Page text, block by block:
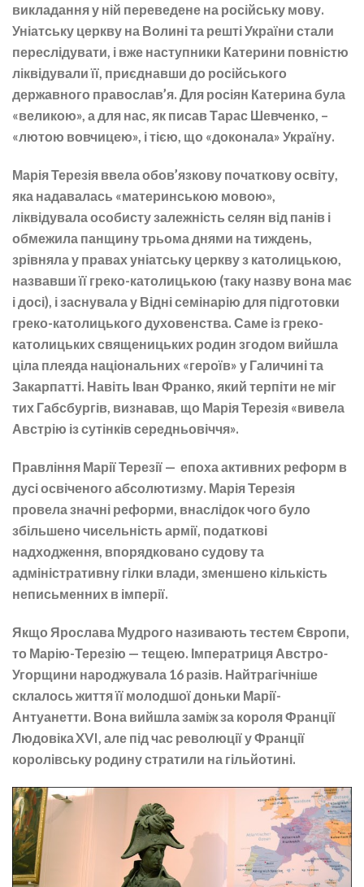
викладання у ній переведене на російську мову.
Уніатську церкву на Волині та решті України стали
переслідувати, і вже наступники Катерини повністю
ліквідували її, приєднавши до російського
державного православ’я. Для росіян Катерина була
«великою», а для нас, як писав Тарас Шевченко, –
«лютою вовчицею», і тією, що «доконала» Україну.
Марія Терезія ввела обов’язкову початкову освіту,
яка надавалась «материнською мовою»,
ліквідувала особисту залежність селян від панів і
обмежила панщину трьома днями на тиждень,
зрівняла у правах уніатську церкву з католицькою,
назвавши її греко-католицькою (таку назву вона має
і досі), і заснувала у Відні семінарію для підготовки
греко-католицького духовенства. Саме із греко-
католицьких священицьких родин згодом вийшла
ціла плеяда національних «героїв» у Галичині та
Закарпатті. Навіть Іван Франко, який терпіти не міг
тих Габсбургів, визнавав, що Марія Терезія «вивела
Австрію із сутінків середньовіччя».
Правління Марії Терезії — епоха активних реформ в
дусі освіченого абсолютизму. Марія Терезія
провела значні реформи, внаслідок чого було
збільшено чисельність армії, податкові
надходження, впорядковано судову та
адміністративну гілки влади, зменшено кількість
неписьменних в імперії.
Якщо Ярослава Мудрого називають тестем Європи,
то Марію-Терезію — тещею. Імператриця Австро-
Угорщини народжувала 16 разів. Найтрагічніше
склалось життя її молодшої доньки Марії-
Антуанетти. Вона вийшла заміж за короля Франції
Людовіка XVI, але під час революції у Франції
королівську родину стратили на гільйотині.